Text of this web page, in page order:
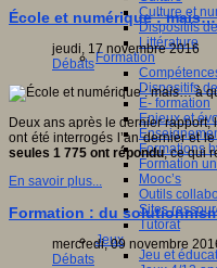
Culture et
Dispositifs
Littérature
Formation
Dispositifs
E- formation
Enjeux et
Formations
Formation
Mooc’s
Outils
Sites
Tutorat
Jeux
Jeu et
École et numérique :
jeudi, 17 novembre 2016
Débats
Deux ans après le dernier rapport,
ont été interrogés l’an dernier et
seules 1 775 ont répondu, ce qui
En savoir plus...
Formation : du
mercredi, 09 novembre
Débats